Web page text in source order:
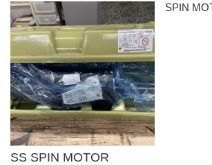
SPIN
SS SPIN MOTOR